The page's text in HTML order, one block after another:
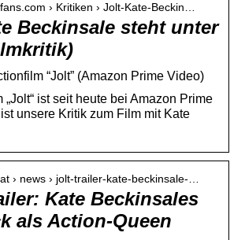
› Kritiken › Jolt-Kate-Beckin…
Beckinsale steht unter
“Jolt” (Amazon Prime Video)
„Jolt“ ist seit heute bei Amazon Prime
unsere Kritik zum Film mit Kate
› news › jolt-trailer-kate-beckinsale-…
Kate Beckinsales
als Action-Queen